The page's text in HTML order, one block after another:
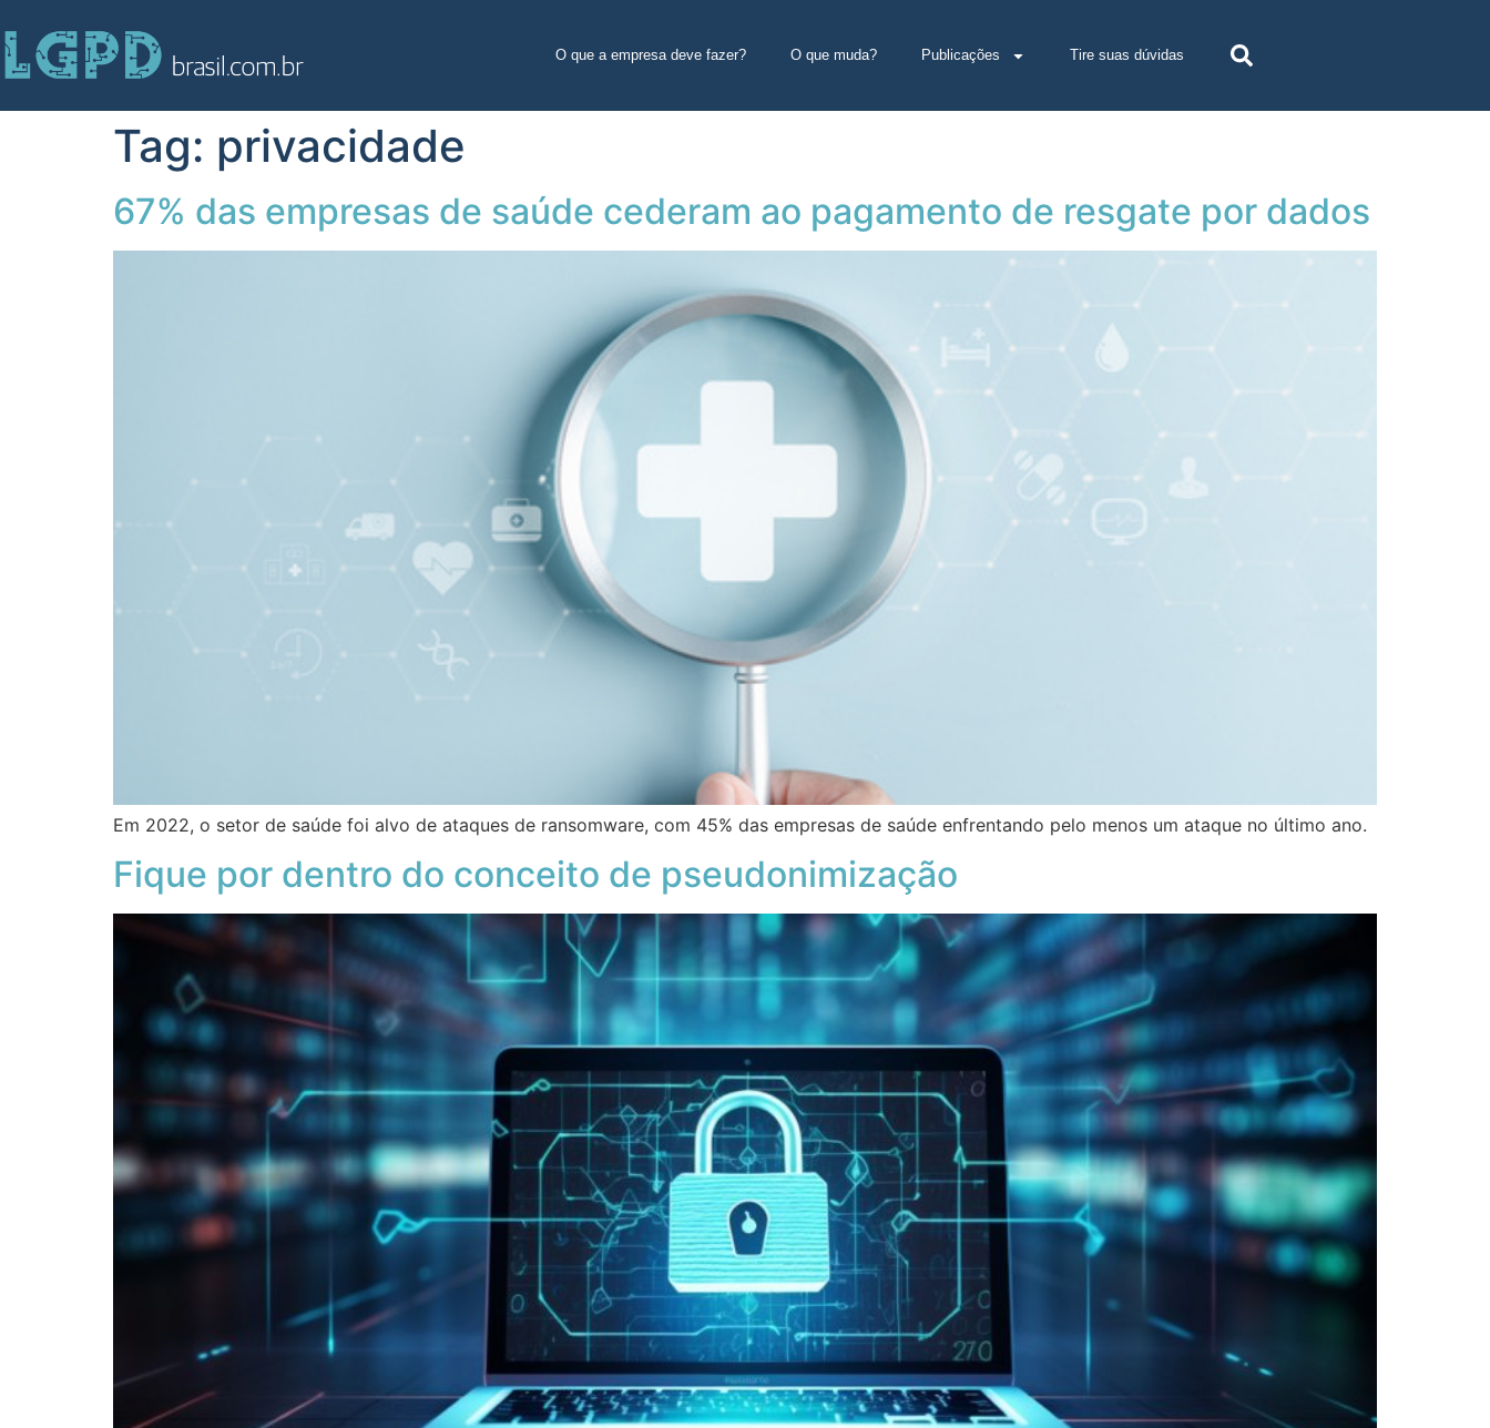
O que a empresa deve fazer? O que muda? Publicações Tire suas dúvidas
Tag: privacidade
67% das empresas de saúde cederam ao pagamento de resgate por dados
Em 2022, o setor de saúde foi alvo de ataques de ransomware, com 45% das empresas de saúde enfrentando pelo menos um ataque no último ano.
Fique por dentro do conceito de pseudonimização